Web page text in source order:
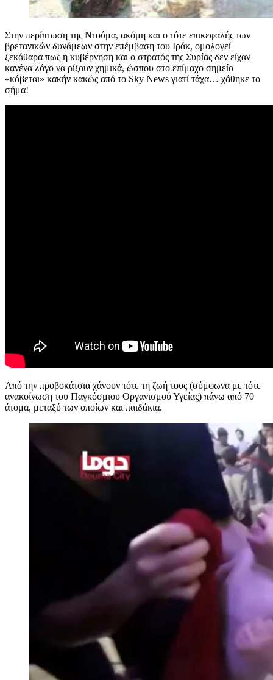
Στην περίπτωση της Ντούμα, ακόμη και ο τότε επικεφαλής των
βρετανικών δυνάμεων στην επέμβαση του Ιράκ, ομολογεί
ξεκάθαρα πως η κυβέρνηση και ο στρατός της Συρίας δεν είχαν
κανένα λόγο να ρίξουν χημικά, ώσπου στο επίμαχο σημείο
«κόβεται» κακήν κακώς από το Sky News γιατί τάχα… χάθηκε το
σήμα!
Από την προβοκάτσια χάνουν τότε τη ζωή τους (σύμφωνα με τότε
ανακοίνωση του Παγκόσμιου Οργανισμού Υγείας) πάνω από 70
άτομα, μεταξύ των οποίων και παιδάκια.